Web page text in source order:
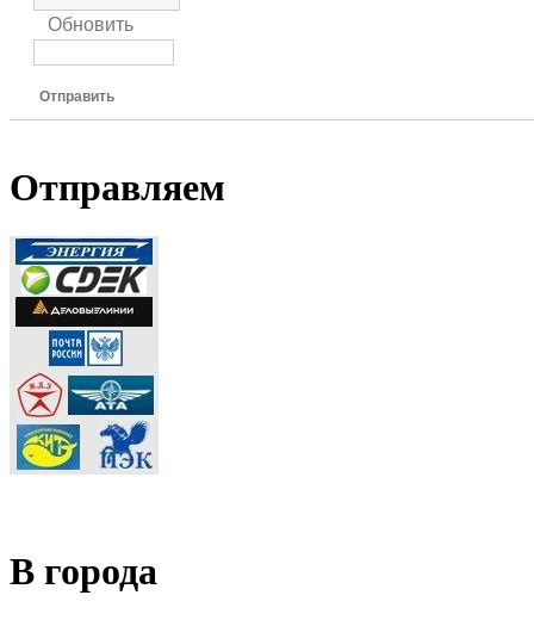
Обновить
Отправить
Отправляем
В города